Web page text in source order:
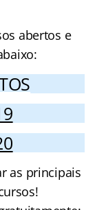
abertos e
as principais